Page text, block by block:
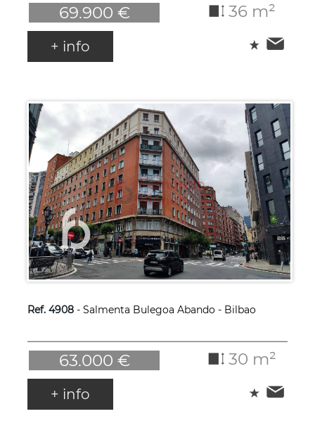
69.900 € 36 m²
+ info
Ref. 4908- Salmenta Bulegoa Abando - Bilbao
63.000 € 30 m²
+ info